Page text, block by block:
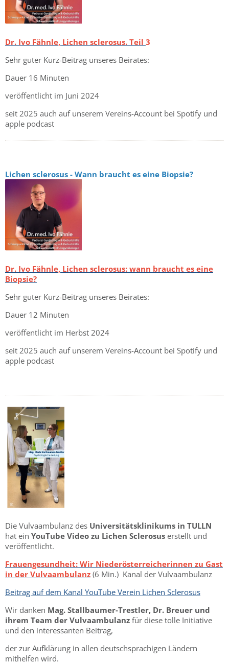
Dr. Ivo Fähnle, Lichen sclerosus. Teil 3
Sehr guter Kurz-Beitrag unseres Beirates:
Dauer 16 Minuten
veröffentlicht im Juni 2024
seit 2025 auch auf unserem Vereins-Account bei Spotify und
apple podcast
Lichen sclerosus - Wann braucht es eine Biopsie?
Dr. Ivo Fähnle, Lichen sclerosus: wann braucht es eine
Biopsie?
Sehr guter Kurz-Beitrag unseres Beirates:
Dauer 12 Minuten
veröffentlicht im Herbst 2024
seit 2025 auch auf unserem Vereins-Account bei Spotify und
apple podcast
Die Vulvaambulanz des Universitätsklinikums in TULLN
hat ein YouTube Video zu Lichen Sclerosus erstellt und
veröffentlicht.
Frauengesundheit: Wir Niederösterreicherinnen zu Gast
in der Vulvaambulanz (6 Min.) Kanal der Vulvaambulanz
Beitrag auf dem Kanal YouTube Verein Lichen Sclerosus
Wir danken Mag. Stallbaumer-Trestler, Dr. Breuer und
ihrem Team der Vulvaambulanz für diese tolle Initiative
und den interessanten Beitrag,
der zur Aufklärung in allen deutschsprachigen Ländern
mithelfen wird.